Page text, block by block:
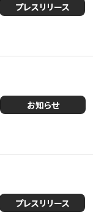
プレスリリース
お知らせ
プレスリリース